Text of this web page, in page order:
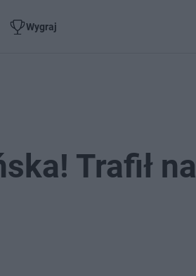
Wygraj
Trafił na